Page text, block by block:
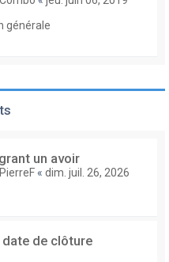
générale
un avoir
PierreF « dim. juil. 26, 2026
de clôture